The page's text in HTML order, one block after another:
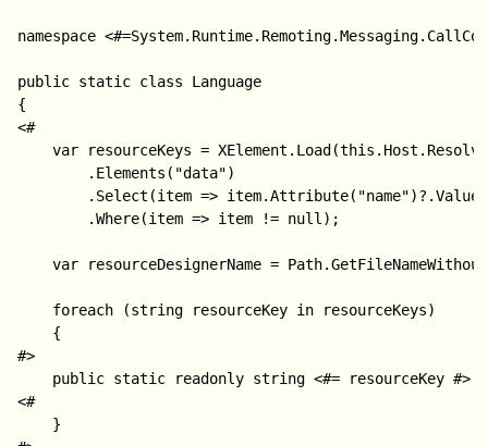
namespace
public static class Language
{
<#
var resourceKeys =
        .Elements("data")
        .Select(item => item.Attribute("name")?.Value)
        .Where(item => item != null);
	var resourceDesignerName = Path.GetFileNameWithoutExtension(ResourceFileName);
    foreach (string resourceKey in resourceKeys)
    {
#>
<#
    }